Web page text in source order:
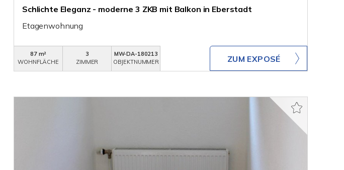
Schlichte Eleganz - moderne 3 ZKB mit Balkon in Eberstadt
Etagenwohnung
87 m²
WOHNFLÄCHE
3
ZIMMER
MW-DA-180213
OBJEKTNUMMER
ZUM EXPOSÉ